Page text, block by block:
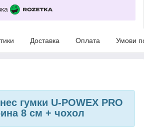
Доставка Оплата Умови
гумки U-POWEX PRO
8 см + чохол